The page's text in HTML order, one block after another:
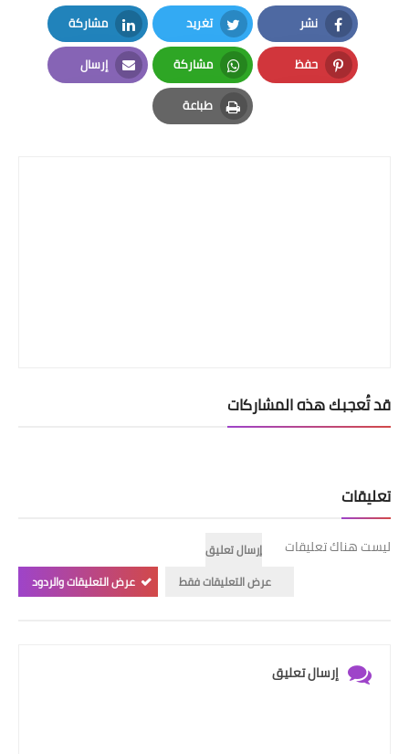
نشر
Facebook
تغريد
Twitter
مشاركة
LinkedIn
حفظ
Pinterest
مشاركة
Whatsapp
إرسال
Email
طباعة
Print
قد تُعجبك هذه المشاركات
تعليقات
ليست هناك تعليقات
إرسال تعليق
عرض التعليقات فقط
عرض التعليقات والردود
إرسال تعليق